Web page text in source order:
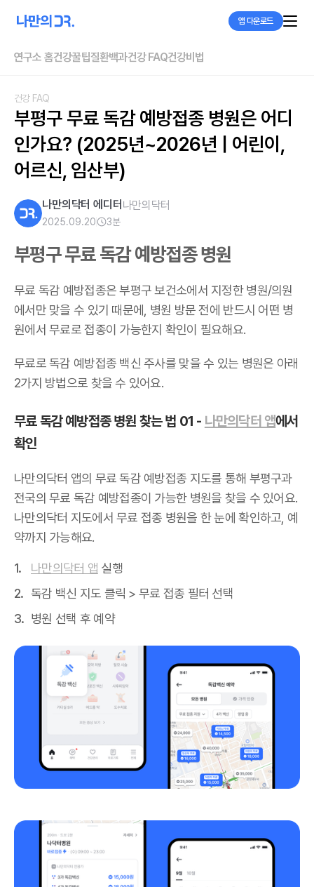
앱 다운로드
연구소 홈건강꿀팁질환백과건강 FAQ건강비법
건강 FAQ
부평구 무료 독감 예방접종 병원은 어디
인가요? (2025년~2026년 | 어린이,
어르신, 임산부)
나만의닥터 에디터 나만의닥터
2025.09.20 3분
부평구 무료 독감 예방접종 병원
무료 독감 예방접종은 부평구 보건소에서 지정한 병원/의원
에서만 맞을 수 있기 때문에, 병원 방문 전에 반드시 어떤 병
원에서 무료로 접종이 가능한지 확인이 필요해요.
무료로 독감 예방접종 백신 주사를 맞을 수 있는 병원은 아래
2가지 방법으로 찾을 수 있어요.
무료 독감 예방접종 병원 찾는 법 01 - 나만의닥터 앱에서
확인
나만의닥터 앱의 무료 독감 예방접종 지도를 통해 부평구과
전국의 무료 독감 예방접종이 가능한 병원을 찾을 수 있어요.
나만의닥터 지도에서 무료 접종 병원을 한 눈에 확인하고, 예
약까지 가능해요.
나만의닥터 앱 실행
독감 백신 지도 클릭 > 무료 접종 필터 선택
병원 선택 후 예약